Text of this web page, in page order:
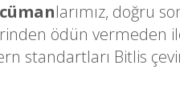
larımız, doğru
ödün vermeden
standartları Bitlis